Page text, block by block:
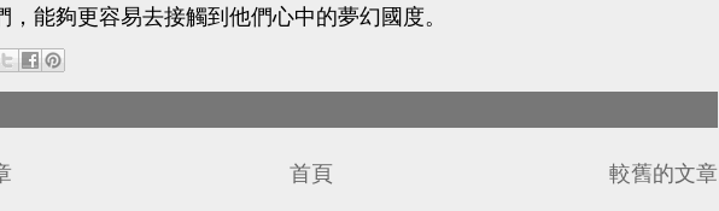
，能夠更容易去接觸到他們心中的夢幻國度。
較舊的文章
首頁